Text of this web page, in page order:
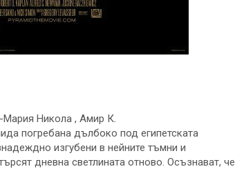
Никола , Амир К.
погребана дълбоко под египетската
изгубени в нейните тъмни и
дневна светлината отново. Осъзнават, че